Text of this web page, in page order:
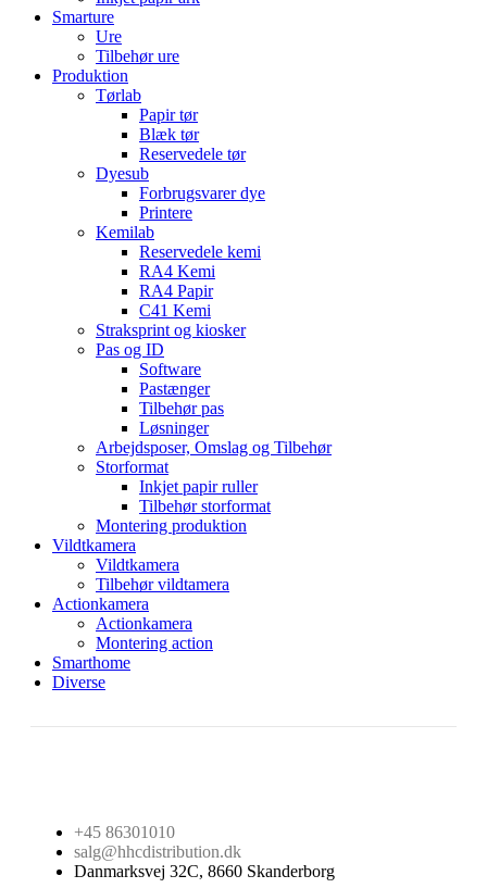
Smarture
Ure
Tilbehør ure
Produktion
Tørlab
Papir tør
Blæk tør
Reservedele tør
Dyesub
Forbrugsvarer dye
Printere
Kemilab
Reservedele kemi
RA4 Kemi
RA4 Papir
C41 Kemi
Straksprint og kiosker
Pas og ID
Software
Pastænger
Tilbehør pas
Løsninger
Arbejdsposer, Omslag og Tilbehør
Storformat
Inkjet papir ruller
Tilbehør storformat
Montering produktion
Vildtkamera
Vildtkamera
Tilbehør vildtamera
Actionkamera
Actionkamera
Montering action
Smarthome
Diverse
+45 86301010
salg@hhcdistribution.dk
Danmarksvej 32C, 8660 Skanderborg